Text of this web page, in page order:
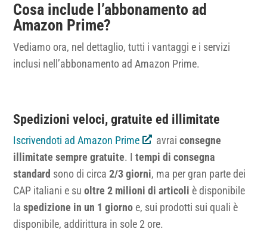
Cosa include l’abbonamento ad
Amazon Prime?
Vediamo ora, nel dettaglio, tutti i vantaggi e i servizi
inclusi nell’abbonamento ad Amazon Prime.
Spedizioni veloci, gratuite ed illimitate
Iscrivendoti ad Amazon Prime avraiconsegne
illimitate sempre gratuite. Itempi di consegna
standard sono di circa2/3 giorni, ma per gran parte dei
CAP italiani e suoltre 2 milioni di articoli è disponibile
laspedizione in un 1 giorno e, sui prodotti sui quali è
disponibile, addirittura in sole 2 ore.